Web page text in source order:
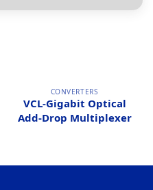
CONVERTERS
VCL-Gigabit Optical
Add-Drop Multiplexer